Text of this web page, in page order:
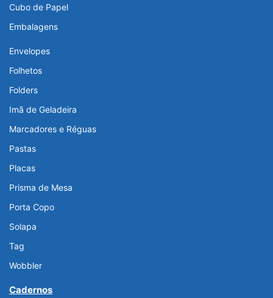
Cubo de Papel
Embalagens
Envelopes
Folhetos
Folders
Imã de Geladeira
Marcadores e Réguas
Pastas
Placas
Prisma de Mesa
Porta Copo
Solapa
Tag
Wobbler
Cadernos